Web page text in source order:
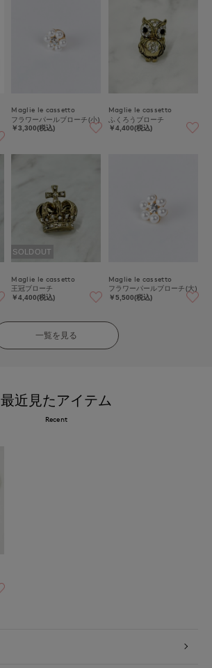
Maglie le cassetto
フラワーパールブローチ(小)
￥3,300(税込)
Maglie le cassetto
ふくろうブローチ
￥4,400(税込)
SOLDOUT
Maglie le cassetto
王冠ブローチ
￥4,400(税込)
Maglie le cassetto
フラワーパールブローチ(大)
￥5,500(税込)
一覧を見る
最近見たアイテム
Recent